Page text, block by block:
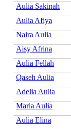
Aulia Sakinah
Aulia Afiya
Naira Aulia
Aisy Afrina
Aulia Fellah
Qaseh Aulia
Adelia Aulia
Maria Aulia
Aulia Elina